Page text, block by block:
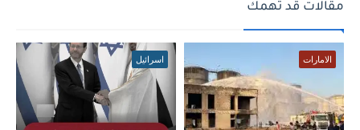
مقالات قد تهمك
الامارات اسرائيل